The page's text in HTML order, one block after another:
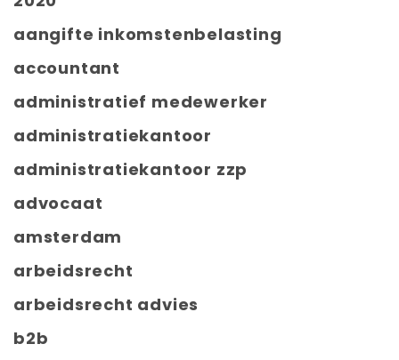
aangifte inkomstenbelasting
accountant
administratief medewerker
administratiekantoor
administratiekantoor zzp
advocaat
amsterdam
arbeidsrecht
arbeidsrecht advies
b2b